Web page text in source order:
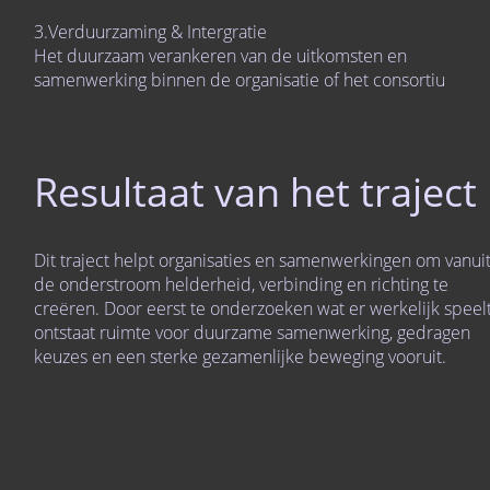
3.Verduurzaming & Intergratie
Het duurzaam verankeren van de uitkomsten en
samenwerking binnen de organisatie of het consortiu
Resultaat van het traject
Dit traject helpt organisaties en samenwerkingen om
de onderstroom helderheid, verbinding en richting te
creëren. Door eerst te onderzoeken wat er werkelijk
ontstaat ruimte voor duurzame samenwerking, gedragen
keuzes en een sterke gezamenlijke beweging vooruit.